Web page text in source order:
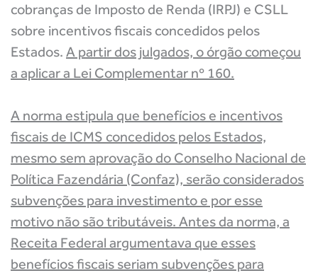
cobranças de Imposto de Renda (IRPJ) e CSLL
sobre incentivos fiscais concedidos pelos
Estados. A partir dos julgados, o órgão começou
a aplicar a Lei Complementar nº 160.
A norma estipula que benefícios e incentivos
fiscais de ICMS concedidos pelos Estados,
mesmo sem aprovação do Conselho Nacional de
Política Fazendária (Confaz), serão considerados
subvenções para investimento e por esse
motivo não são tributáveis. Antes da norma, a
Receita Federal argumentava que esses
benefícios fiscais seriam subvenções para